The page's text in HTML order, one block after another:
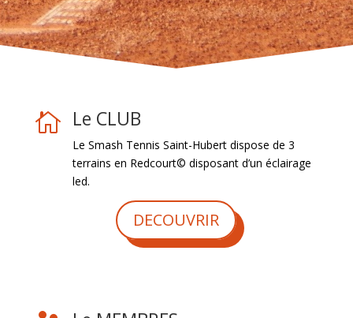
 Le CLUB
Le Smash Tennis Saint-Hubert dispose de 3
terrains en Redcourt© disposant d’un éclairage
led.
DECOUVRIR